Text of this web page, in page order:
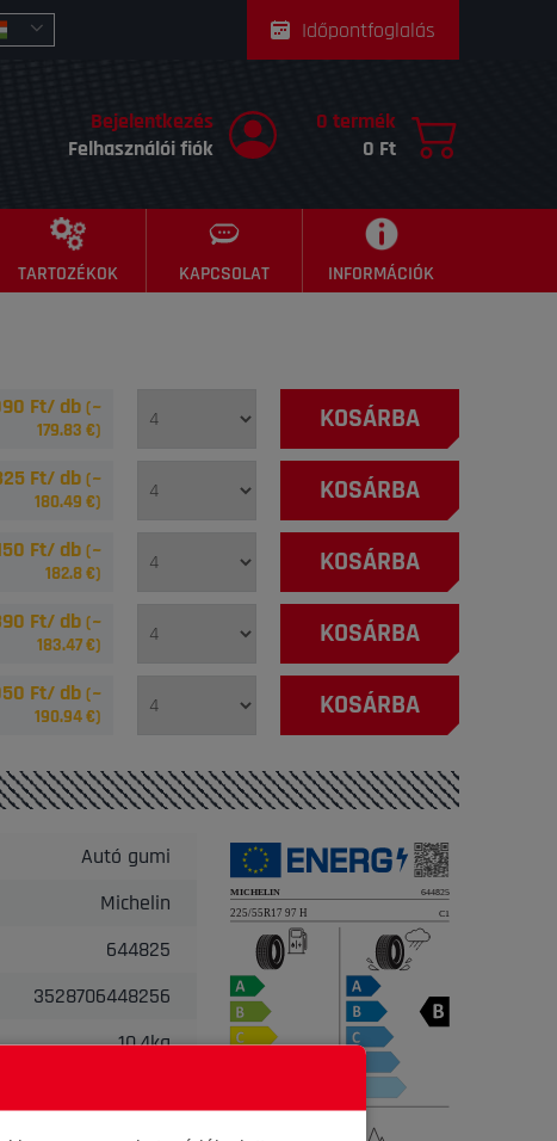
Időpontfoglalás
Bejelentkezés
Felhasználói fiók
0 termék
0 Ft
TARTOZÉKOK KAPCSOLAT INFORMÁCIÓK
Ft/ db (~
179.83 €) KOSÁRBA
Ft/ db (~
180.49 €) KOSÁRBA
Ft/ db (~
182.8€) KOSÁRBA
Ft/ db (~
183.47€) KOSÁRBA
Ft/ db (~
190.94€) KOSÁRBA
Autó gumi
Michelin
644825
3528706448256
10.4kg